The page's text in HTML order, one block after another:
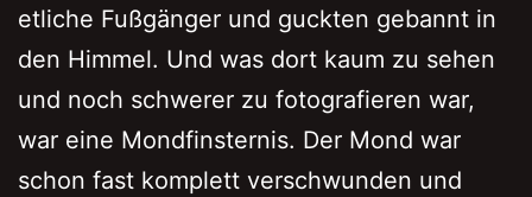
etliche Fußgänger und guckten gebannt in
den Himmel. Und was dort kaum zu sehen
und noch schwerer zu fotografieren war,
war eine Mondfinsternis. Der Mond war
schon fast komplett verschwunden und